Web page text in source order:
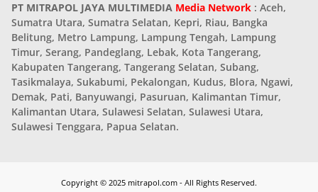
PT MITRAPOL JAYA MULTIMEDIA Media Network : Aceh,
Sumatra Utara, Sumatra Selatan, Kepri, Riau, Bangka
Belitung, Metro Lampung, Lampung Tengah, Lampung
Timur, Serang, Pandeglang, Lebak, Kota Tangerang,
Kabupaten Tangerang, Tangerang Selatan, Subang,
Tasikmalaya, Sukabumi, Pekalongan, Kudus, Blora, Ngawi,
Demak, Pati, Banyuwangi, Pasuruan, Kalimantan Timur,
Kalimantan Utara, Sulawesi Selatan, Sulawesi Utara,
Sulawesi Tenggara, Papua Selatan.
Copyright © 2025 mitrapol.com - All Rights Reserved.